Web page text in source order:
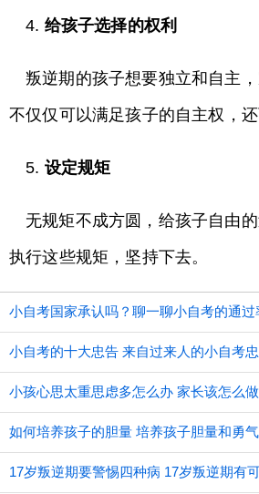
4. 给孩子选择的权利
叛逆期的孩子想要独立和自主
不仅仅可以满足孩子的自主权，
5. 设定规矩
无规矩不成方圆，给孩子自由
执行这些规矩，坚持下去。
小自考国家承认吗？聊一聊小自考的通过
小自考的十大忠告 来自过来人的小自考
小孩心思太重思虑多怎么办 家长该怎么做
如何培养孩子的胆量 培养孩子胆量和勇
17岁叛逆期要警惕四种病 17岁叛逆期有